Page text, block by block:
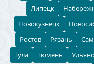
Липецк
Новокузнецк
Ростов
Рязань
Тула
Тюмень